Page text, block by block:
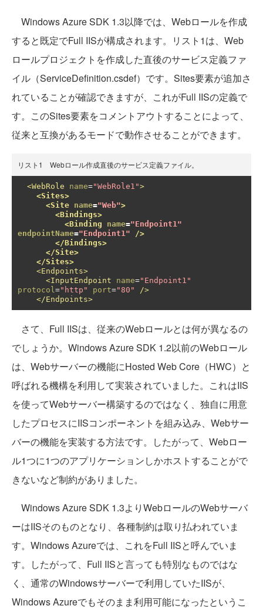
Windows Azure SDK 1.3以降では、Webロールを作成
すると既定でFull IISが構成されます。リスト1は、Web
ロールプロジェクトを作成した直後のサービス定義ファ
イル（ServiceDefinition.csdef）です。Sites要素が追加さ
れていることが確認できますが、これがFull IISの定義で
す。このSites要素をコメントアウトすることによって、
従来と互換があるモードで動作させることができます。
リスト1 Webロール作成直後のサービス定義ファイル。
<WebRole name="WebRole1">
<Sites>
<Site name="Web">
<Bindings>
<Binding
name="Endpoint1"
endpointName="Endpoint1"
/>
</Bindings>
</Site>
</Sites>
<Endpoints>
<InputEndpoint
name="Endpoint1"
protocol ="http" port="80"
/>
</Endpoints>
さて、Full IISは、従来のWebロールとは何が異なるの
でしょうか。Windows Azure SDK 1.2以前のWebロール
は、Webサーバーの機能にHosted Web Core（HWC）と
呼ばれる機構を利用して実装されていました。これはIIS
を使ってWebサーバー構築するのではなく、独自に用意
したプロセスにIISコンポーネントを組み込み、Webサー
バーの機能を実装する方法です。したがって、Webロー
ル1つに1つのアプリケーションしかホストすることがで
きないなど制約がありました。
Windows Azure SDK 1.3よりWebロールのWebサーバ
ーはIISそのものとなり、各種制約は取り払われていま
す。Windows Azureでは、これをFull IISと呼んでいま
す。したがって、Full IISと言っても特別なものではな
く、通常のWindowsサーバーで利用していたIISが、
Windows Azureでもそのまま利用可能になったというこ